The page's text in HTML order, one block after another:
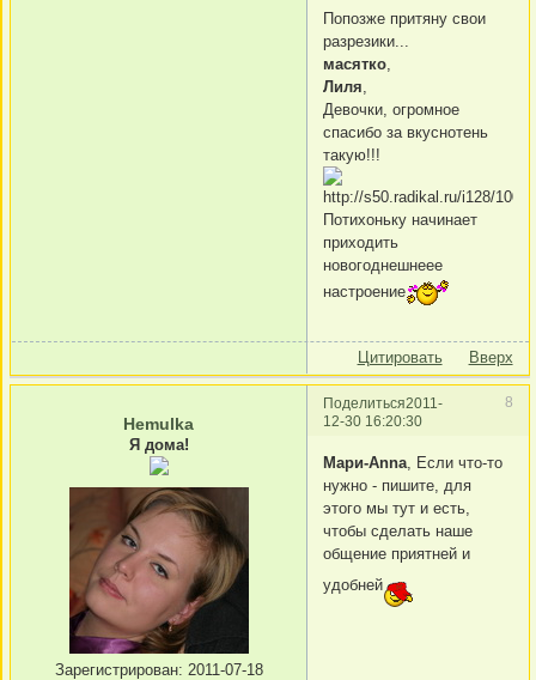
Попозже притяну свои
разрезики...
масятко,
Лиля,
Девочки, огромное
спасибо за вкуснотень
такую!!!
Потихоньку начинает
приходить
новогоднешнеее
настроение
Цитировать Вверх
Поделиться 8
2011-
12-30 16:20:30
Hemulka
Я дома!
Зарегистрирован: 2011-07-18
Мари-Anna, Если что-то
нужно - пишите, для
этого мы тут и есть,
чтобы сделать наше
общение приятней и
удобней